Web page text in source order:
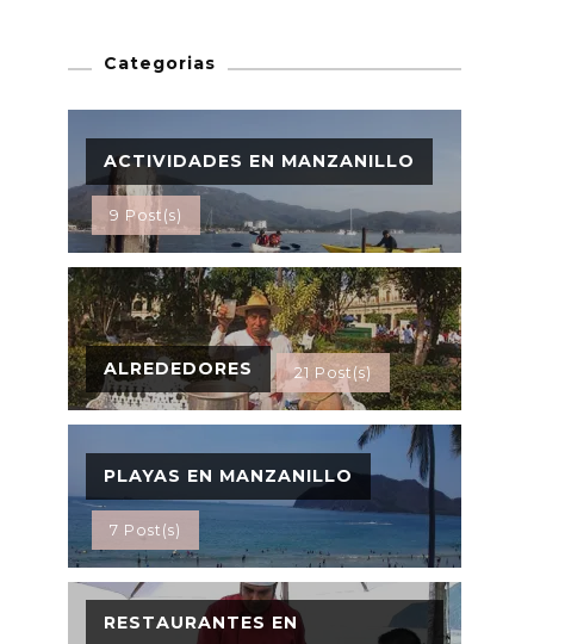
Categorias
ACTIVIDADES EN MANZANILLO
9 Post(s)
ALREDEDORES 21 Post(s)
PLAYAS EN MANZANILLO
7 Post(s)
RESTAURANTES EN